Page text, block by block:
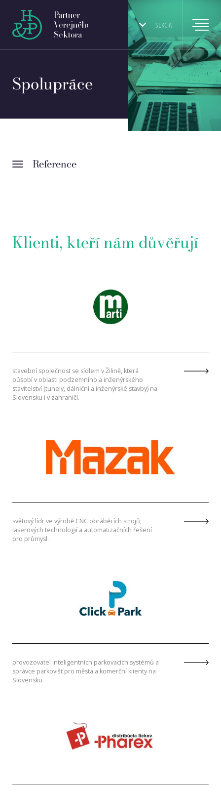
SEKCIA
Partner
Verejného
Sektora
Spolupráce
Reference
Klienti, kteří nám důvěřují
stavební společnost se sídlem v Žilině, která
působí v oblasti podzemního a inženýrského
stavitelství (tunely, dálniční a inženýrské stavby) na
Slovensku i v zahraničí.
světový lídr ve výrobě CNC obráběcích strojů,
laserových technologií a automatizačních řešení
pro průmysl.
provozovatel inteligentních parkovacích systémů a
správce parkovišť pro města a komerční klienty na
Slovensku